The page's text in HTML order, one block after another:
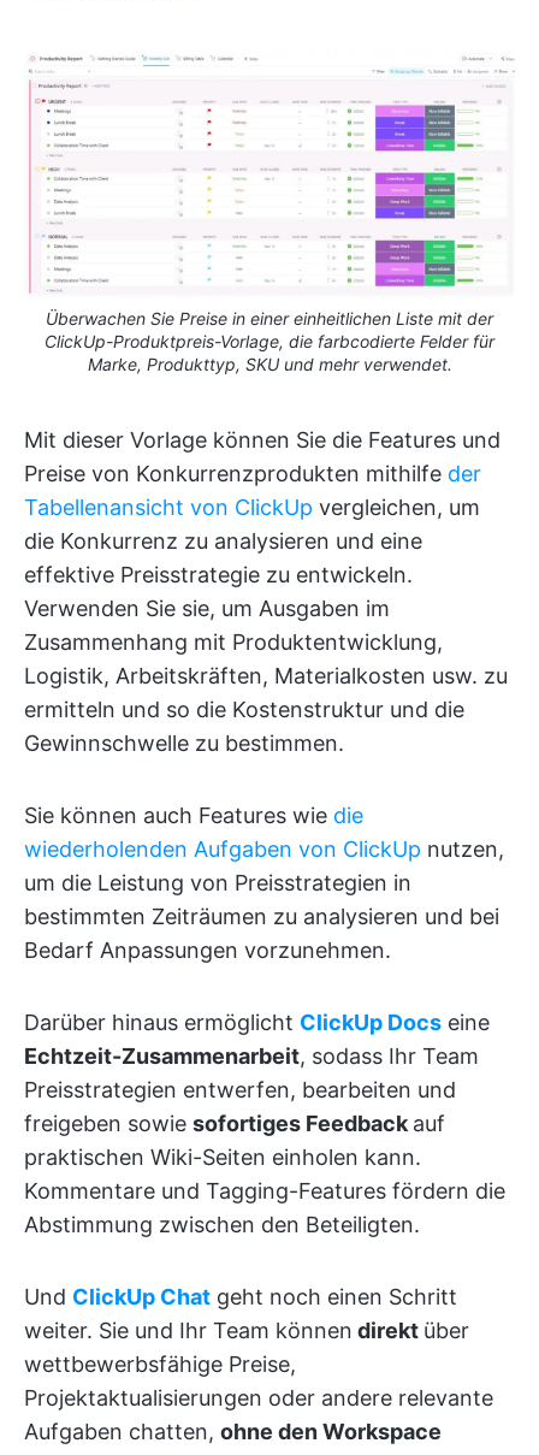
Überwachen Sie Preise in einer einheitlichen Liste mit der
ClickUp-Produktpreis-Vorlage, die farbcodierte Felder für
Marke, Produkttyp, SKU und mehr verwendet.
Mit dieser Vorlage können Sie die Features und
Preise von Konkurrenzprodukten mithilfe der
Tabellenansicht von ClickUp vergleichen, um
die Konkurrenz zu analysieren und eine
effektive Preisstrategie zu entwickeln.
Verwenden Sie sie, um Ausgaben im
Zusammenhang mit Produktentwicklung,
Logistik, Arbeitskräften, Materialkosten usw. zu
ermitteln und so die Kostenstruktur und die
Gewinnschwelle zu bestimmen.
Sie können auch Features wie die
wiederholenden Aufgaben von ClickUp nutzen,
um die Leistung von Preisstrategien in
bestimmten Zeiträumen zu analysieren und bei
Bedarf Anpassungen vorzunehmen.
Darüber hinaus ermöglicht ClickUp Docs eine
Echtzeit-Zusammenarbeit, sodass Ihr Team
Preisstrategien entwerfen, bearbeiten und
freigeben sowie sofortiges Feedback auf
praktischen Wiki-Seiten einholen kann.
Kommentare und Tagging-Features fördern die
Abstimmung zwischen den Beteiligten.
Und ClickUp Chat geht noch einen Schritt
weiter. Sie und Ihr Team können direkt über
wettbewerbsfähige Preise,
Projektaktualisierungen oder andere relevante
Aufgaben chatten, ohne den Workspace